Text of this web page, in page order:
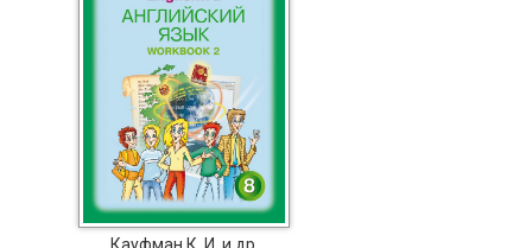
Кауфман К. И. и др.